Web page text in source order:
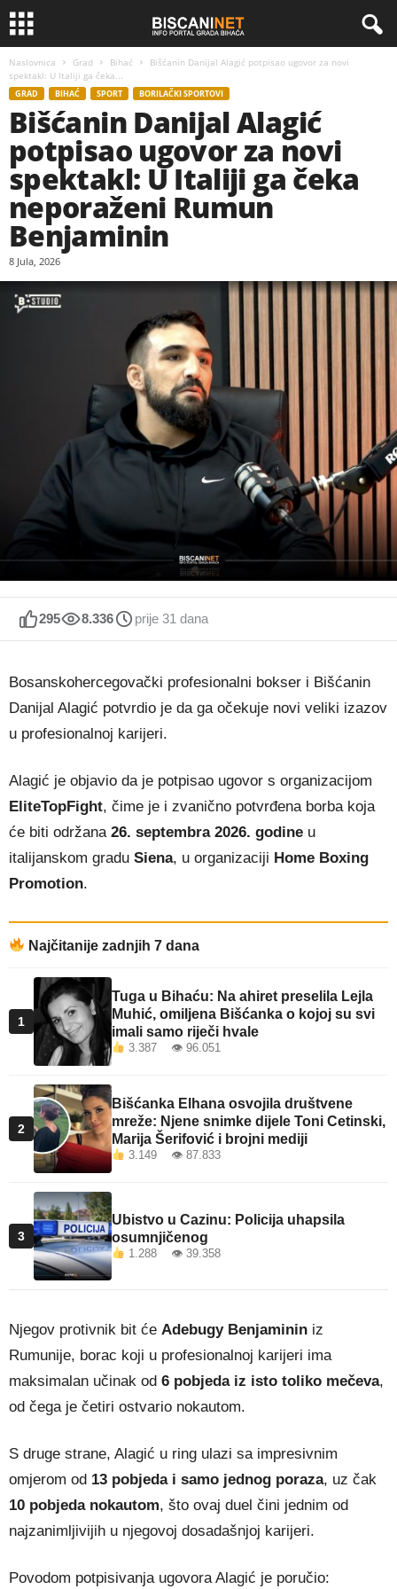
Naslovnica Grad Bihać
Bišćanin Danijal Alagić potpisao ugovor za novi
spektakl: U Italiji ga čeka...
GRAD BIHAĆ SPORT BORILAČKI SPORTOVI
Bišćanin Danijal Alagić
potpisao ugovor za novi
spektakl: U Italiji ga čeka
neporaženi Rumun
Benjaminin
8 Jula, 2026
295 8.336 prije 31 dana
Bosanskohercegovački profesionalni bokser i Bišćanin
Danijal Alagić potvrdio je da ga očekuje novi veliki izazov
u profesionalnoj karijeri.
Alagić je objavio da je potpisao ugovor s organizacijom
EliteTopFight, čime je i zvanično potvrđena borba koja
će biti održana 26. septembra 2026. godine u
italijanskom gradu Siena, u organizaciji Home Boxing
Promotion.
Najčitanije zadnjih 7 dana
1
Tuga u Bihaću: Na ahiret preselila Lejla
Muhić, omiljena Bišćanka o kojoj su svi
imali samo riječi hvale
3.387 👁 96.051
2
Bišćanka Elhana osvojila društvene
mreže: Njene snimke dijele Toni Cetinski,
Marija Šerifović i brojni mediji
3.149 👁 87.833
3
Ubistvo u Cazinu: Policija uhapsila
osumnjičenog
1.288 👁 39.358
Njegov protivnik bit će Adebugy Benjaminin iz
Rumunije, borac koji u profesionalnoj karijeri ima
maksimalan učinak od 6 pobjeda iz isto toliko mečeva,
od čega je četiri ostvario nokautom.
S druge strane, Alagić u ring ulazi sa impresivnim
omjerom od 13 pobjeda i samo jednog poraza, uz čak
10 pobjeda nokautom, što ovaj duel čini jednim od
najzanimljivijih u njegovoj dosadašnjoj karijeri.
Povodom potpisivanja ugovora Alagić je poručio: